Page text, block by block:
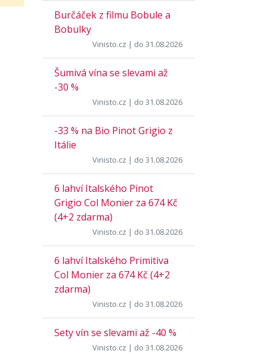
Burčáček z filmu Bobule a
Bobulky
Vinisto.cz | do 31.08.2026
Šumivá vína se slevami až
-30 %
Vinisto.cz | do 31.08.2026
-33 % na Bio Pinot Grigio z
Itálie
Vinisto.cz | do 31.08.2026
6 lahví Italského Pinot
Grigio Col Monier za 674 Kč
(4+2 zdarma)
Vinisto.cz | do 31.08.2026
6 lahví Italského Primitiva
Col Monier za 674 Kč (4+2
zdarma)
Vinisto.cz | do 31.08.2026
Sety vín se slevami až -40 %
Vinisto.cz | do 31.08.2026